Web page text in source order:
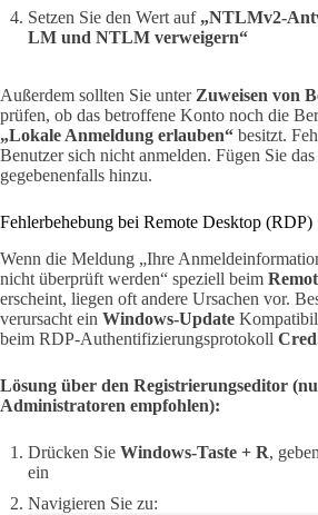
Setzen Sie den Wert auf „NTLMv2-
LM und NTLM verweigern“
Außerdem sollten Sie unter Zuweisen von
prüfen, ob das betroffene Konto noch die
„Lokale Anmeldung erlauben“ besitzt.
Benutzer sich nicht anmelden. Fügen Sie
gegebenenfalls hinzu.
Fehlerbehebung bei Remote Desktop (RDP)
Wenn die Meldung „Ihre
nicht überprüft werden“ speziell beim
erscheint, liegen oft andere Ursachen vor.
verursacht ein Windows-Update
beim RDP-Authentifizierungsprotokoll
Lösung über den Registrierungseditor
Administratoren empfohlen):
Drücken Sie Windows-Taste + R,
ein
Navigieren Sie zu: